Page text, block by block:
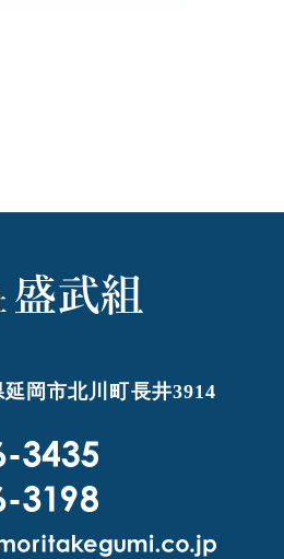
岡市北川町長井3914